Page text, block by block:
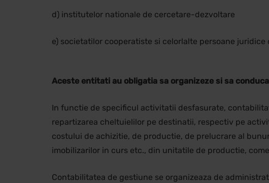
d) institutelor nationale de cercetare-dezvoltare
e) societatilor cooperatiste si celorlalte persoane juridice
Aceste entitati au obligatia sa organizeze si sa
In functie de specificul activitatii desfasurate,
repartizarea cheltuielilor pe destinatii, respectiv pe
costului de achizitie, de productie, de prelucrare al
imobilizarilor in curs etc., din unitatile de productie,
Contabilitatea de gestiune se organizeaza de